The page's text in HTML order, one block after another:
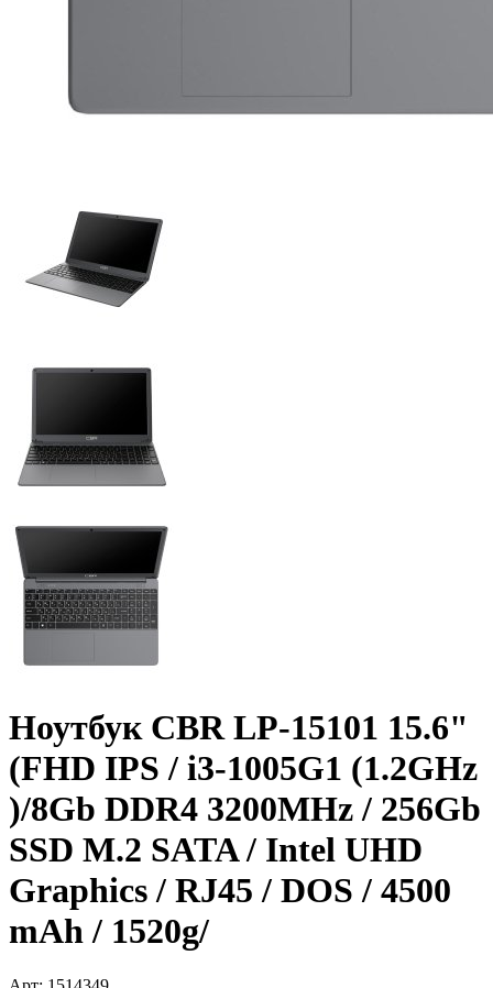
Ноутбук CBR LP-15101 15.6"
(FHD IPS /­ i3-1005G1 (1.2GHz
)/­8Gb DDR4 3200MHz /­ 256Gb
SSD M.2 SATA /­ Intel UHD
Graphics /­ RJ45 /­ DOS /­ 4500
mAh /­ 1520g/­